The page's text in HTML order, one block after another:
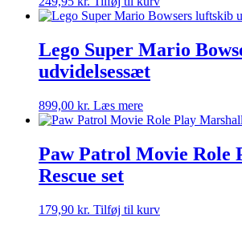
Lego Super Mario
udvidelsessæt
899,00 kr. Læs mere
Paw Patrol Movie Role
Rescue set
179,90 kr. Tilføj til kurv